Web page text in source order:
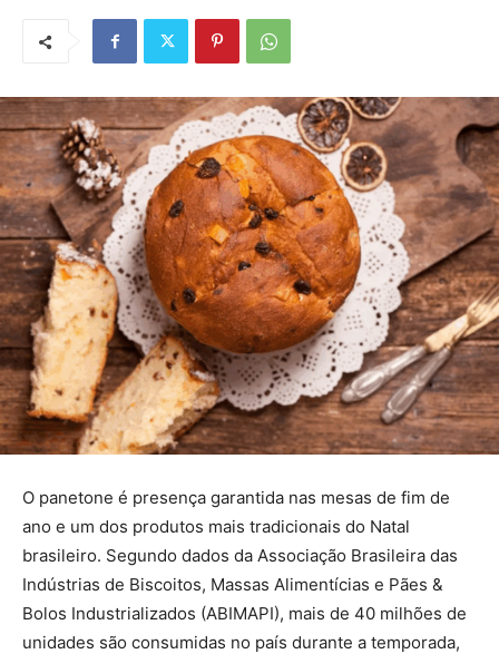
O panetone é presença garantida nas mesas de fim de
ano e um dos produtos mais tradicionais do Natal
brasileiro. Segundo dados da Associação Brasileira das
Indústrias de Biscoitos, Massas Alimentícias e Pães &
Bolos Industrializados (ABIMAPI), mais de 40 milhões de
unidades são consumidas no país durante a temporada,